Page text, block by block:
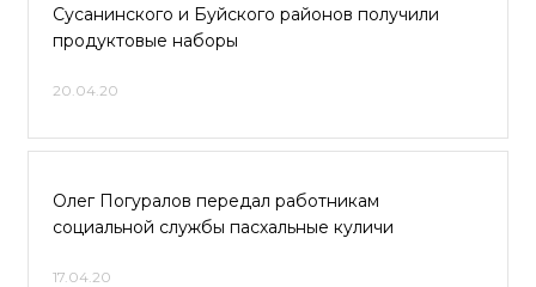
Сусанинского и Буйского районов получили
продуктовые наборы
20.04.20
Олег Погуралов передал работникам
социальной службы пасхальные куличи
17.04.20